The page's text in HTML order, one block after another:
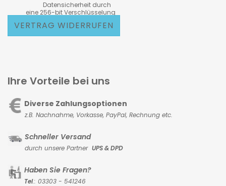
Datensicherheit durch
eine 256-bit Verschlüsselung
VERTRAG WIDERRUFEN
Ihre Vorteile bei uns
Diverse Zahlungsoptionen
z.B. Nachnahme, Vorkasse, PayPal, Rechnung etc.
Schneller Versand
durch unsere Partner UPS & DPD
Haben Sie Fragen?
Tel.: 03303 - 541246